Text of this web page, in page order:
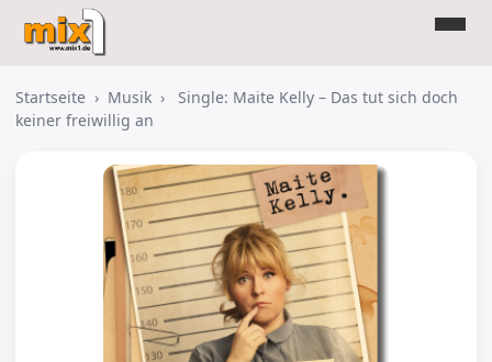
Startseite › Musik ›
Single: Maite Kelly – Das tut sich doch
keiner freiwillig an